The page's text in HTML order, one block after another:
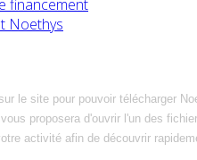
financement
Noethys
le site pour pouvoir télécharger
proposera d'ouvrir l'un des
activité afin de découvrir